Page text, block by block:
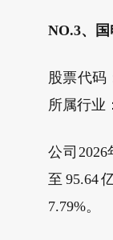
NO.3、
股票代码
所属行业
公司
至95.64
7.79%。